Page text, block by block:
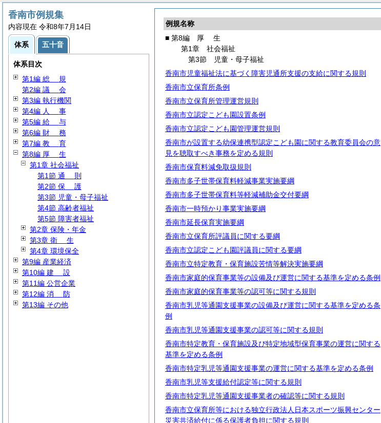
例規名称
■ 第8編 厚 生
第1章 社会福祉
第3節 児童・母子福祉
香南市児童福祉法に基づく障害児通所支援の支給に関する規則
香南市立保育所条例
香南市立保育所管理運営規則
香南市立認定こども園設置条例
香南市立認定こども園管理運営規則
香南市が設置する幼保連携型認定こども園に関する教育委員会の意
見を聴取すべき事務を定める規則
香南市保育料減免取扱規則
香南市多子世帯保育料軽減事業実施要綱
香南市多子世帯保育料等軽減補助金交付要綱
香南市一時預かり事業実施要綱
香南市延長保育実施要綱
香南市立保育所評議員に関する要綱
香南市立認定こども園評議員に関する要綱
香南市立特定教育・保育施設苦情等解決実施要綱
香南市家庭的保育事業等の設備及び運営に関する基準を定める条例
香南市家庭的保育事業等の認可等に関する規則
香南市乳児等通園支援事業の設備及び運営に関する基準を定める条
例
香南市乳児等通園支援事業の認可等に関する規則
香南市特定教育・保育施設及び特定地域型保育事業の運営に関する
基準を定める条例
香南市特定乳児等通園支援事業の運営に関する基準を定める条例
香南市乳児等支援給付認定等に関する規則
香南市特定乳児等通園支援事業者の確認等に関する規則
香南市立保育所等における独立行政法人日本スポーツ振興センター
災害共済給付に係る保護者負担に関する規則
香南市例規集
内容現在 令和8年7月14日
体系 五十音
体系目次
第1編 総 規
第2編 議 会
第3編 執行機関
第4編 人 事
第5編 給 与
第6編 財 務
第7編 教 育
第8編 厚 生
第1章 社会福祉
第1節 通 則
第2節 保 護
第3節 児童・母子福祉
第4節 高齢者福祉
第5節 障害者福祉
第2章 保険・年金
第3章 衛 生
第4章 環境保全
第9編 産業経済
第10編 建 設
第11編 公営企業
第12編 消 防
第13編 その他